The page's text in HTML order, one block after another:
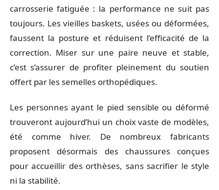
carrosserie fatiguée : la performance ne suit pas
toujours. Les vieilles baskets, usées ou déformées,
faussent la posture et réduisent l’efficacité de la
correction. Miser sur une paire neuve et stable,
c’est s’assurer de profiter pleinement du soutien
offert par les semelles orthopédiques.
Les personnes ayant le pied sensible ou déformé
trouveront aujourd’hui un choix vaste de modèles,
été comme hiver. De nombreux fabricants
proposent désormais des chaussures conçues
pour accueillir des orthèses, sans sacrifier le style
ni la stabilité.